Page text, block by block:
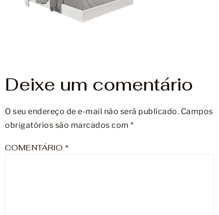
Acessórios
Deixe um comentário
O seu endereço de e-mail não será publicado. Campos
obrigatórios são marcados com *
COMENTÁRIO *